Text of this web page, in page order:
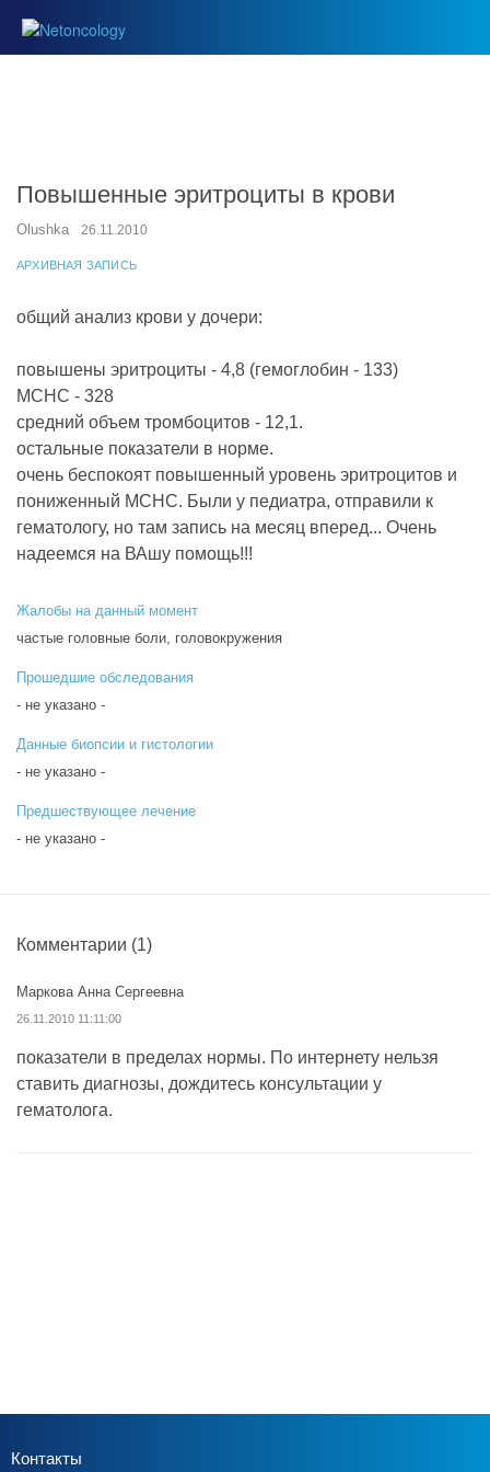
Повышенные эритроциты в крови
Olushka 26.11.2010
АРХИВНАЯ ЗАПИСЬ
общий анализ крови у дочери:
повышены эритроциты - 4,8 (гемоглобин - 133)
МСНС - 328
средний объем тромбоцитов - 12,1.
остальные показатели в норме.
очень беспокоят повышенный уровень эритроцитов и
пониженный МСНС. Были у педиатра, отправили к
гематологу, но там запись на месяц вперед... Очень
надеемся на ВАшу помощь!!!
Жалобы на данный момент
частые головные боли, головокружения
Прошедшие обследования
- не указано -
Данные биопсии и гистологии
- не указано -
Предшествующее лечение
- не указано -
Комментарии (1)
Маркова Анна Сергеевна
26.11.2010 11:11:00
показатели в пределах нормы. По интернету нельзя
ставить диагнозы, дождитесь консультации у
гематолога.
Контакты